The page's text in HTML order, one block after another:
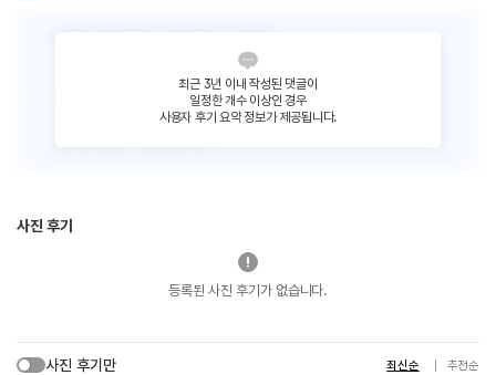
최근 3년 이내 작성된 댓글이
일정한 개수 이상인 경우
사용자 후기 요약 정보가 제공됩니다.
사진 후기
등록된 사진 후기가 없습니다.
사진 후기만 최신순 추천순